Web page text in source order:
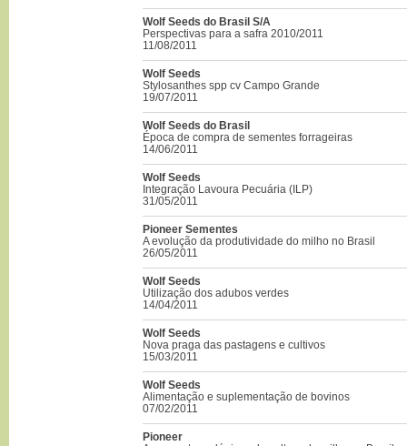
Wolf Seeds do Brasil S/A
Perspectivas para a safra 2010/2011
11/08/2011
Wolf Seeds
Stylosanthes spp cv Campo Grande
19/07/2011
Wolf Seeds do Brasil
Época de compra de sementes forrageiras
14/06/2011
Wolf Seeds
Integração Lavoura Pecuária (ILP)
31/05/2011
Pioneer Sementes
A evolução da produtividade do milho no Brasil
26/05/2011
Wolf Seeds
Utilização dos adubos verdes
14/04/2011
Wolf Seeds
Nova praga das pastagens e cultivos
15/03/2011
Wolf Seeds
Alimentação e suplementação de bovinos
07/02/2011
Pioneer